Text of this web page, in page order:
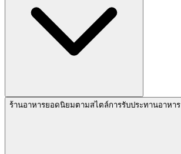
ร้านอาหารยอดนิยมตามสไตล์การรับประทานอาหาร